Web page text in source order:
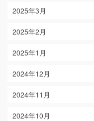
2025年3月
2025年2月
2025年1月
2024年12月
2024年11月
2024年10月